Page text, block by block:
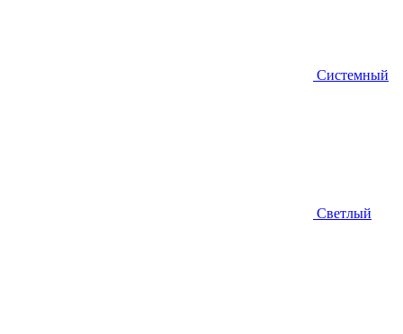
Системный
Светлый